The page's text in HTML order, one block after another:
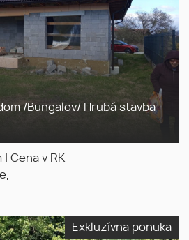
/Bungalov/ Hrubá stavba
Cena v RK
Exkluzívna ponuka